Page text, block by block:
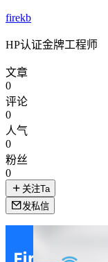
firekb
HP认证金牌工程师
文章
0
评论
0
人气
0
粉丝
0
关注Ta
发私信